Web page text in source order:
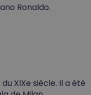
Ronaldo.
XIXe siècle. Il a été